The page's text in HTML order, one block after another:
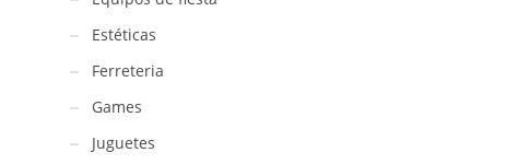
Estéticas
Ferreteria
Games
Juguetes